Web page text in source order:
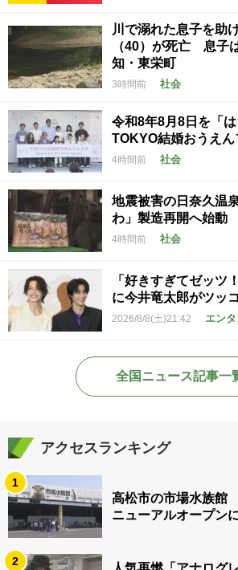
川で溺れた息子を助
（40）が死亡 息子
知・東栄町
3時間前 社会
令和8年8月8日を「は
TOKYO結婚おうえ
4時間前 社会
地震被害の日奈久温
わ」製造再開へ始動
4時間前 社会
「好きすぎてゼッツ
に今井竜太郎がツッ
2026/8/8(土)21:42 エンタ
全国ニュース記事一
アクセスランキング
1
高松市の市場水族館
ニューアルオープン
2